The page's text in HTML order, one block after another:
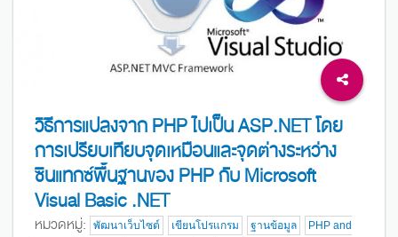
วิธีการแปลงจาก PHP ไปเป็น ASP.NET โดย
การเปรียบเทียบจุดเหมือนและจุดต่างระหว่าง
ซินแทกซ์พื้นฐานของ PHP กับ Microsoft
Visual Basic .NET
หมวดหมู่: พัฒนาเว็บไซต์ เขียนโปรแกรม ฐานข้อมูล
PHP and